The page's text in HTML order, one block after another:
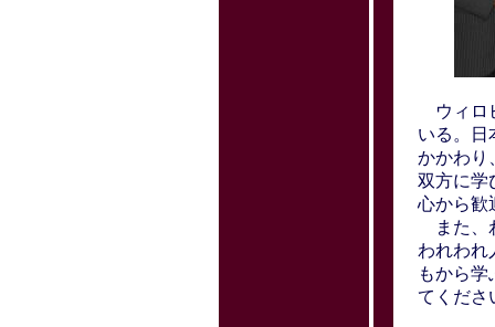
ウィロ
いる。日
かかわり
双方に学
心から歓
また、
われわれ
もから
てくださ